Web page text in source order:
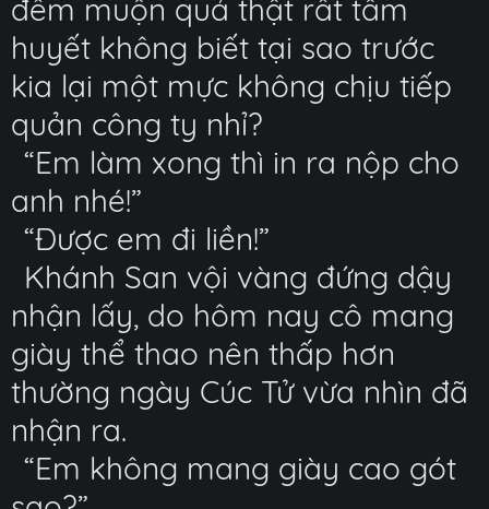
đêm muộn quả thật rất tâm
huyết không biết tại sao trước
kia lại một mực không chịu tiếp
quản công ty nhỉ?
“Em làm xong thì in ra nộp cho
anh nhé!”
“Được em đi liền!”
Khánh San vội vàng đứng dậy
nhận lấy, do hôm nay cô mang
giày thể thao nên thấp hơn
thường ngày Cúc Tử vừa nhìn đã
nhận ra.
“Em không mang giày cao gót